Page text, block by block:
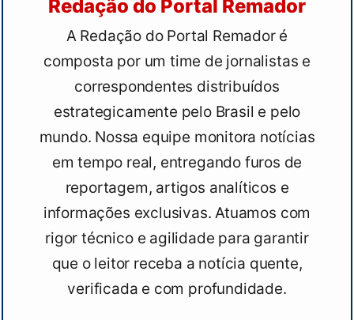
Redação do Portal Remador
A Redação do Portal Remador é
composta por um time de jornalistas e
correspondentes distribuídos
estrategicamente pelo Brasil e pelo
mundo. Nossa equipe monitora notícias
em tempo real, entregando furos de
reportagem, artigos analíticos e
informações exclusivas. Atuamos com
rigor técnico e agilidade para garantir
que o leitor receba a notícia quente,
verificada e com profundidade.